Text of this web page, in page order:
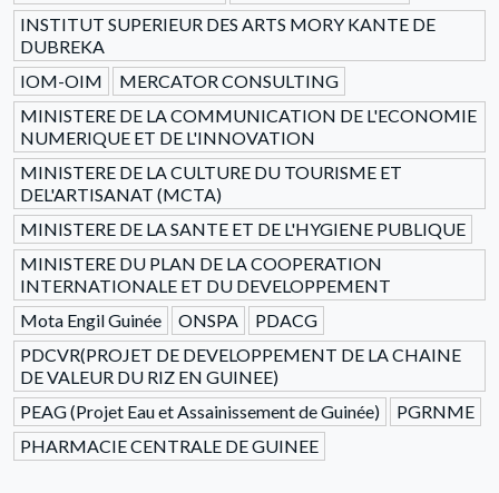
INSTITUT SUPERIEUR DES ARTS MORY KANTE DE
DUBREKA
IOM-OIM
MERCATOR CONSULTING
MINISTERE DE LA COMMUNICATION DE L'ECONOMIE
NUMERIQUE ET DE L'INNOVATION
MINISTERE DE LA CULTURE DU TOURISME ET
DEL'ARTISANAT (MCTA)
MINISTERE DE LA SANTE ET DE L'HYGIENE PUBLIQUE
MINISTERE DU PLAN DE LA COOPERATION
INTERNATIONALE ET DU DEVELOPPEMENT
Mota Engil Guinée
ONSPA
PDACG
PDCVR(PROJET DE DEVELOPPEMENT DE LA CHAINE
DE VALEUR DU RIZ EN GUINEE)
PEAG (Projet Eau et Assainissement de Guinée)
PGRNME
PHARMACIE CENTRALE DE GUINEE